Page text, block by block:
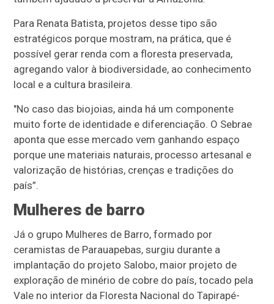
Para Renata Batista, projetos desse tipo são
estratégicos porque mostram, na prática, que é
possível gerar renda com a floresta preservada,
agregando valor à biodiversidade, ao conhecimento
local e a cultura brasileira.
"No caso das biojoias, ainda há um componente
muito forte de identidade e diferenciação. O Sebrae
aponta que esse mercado vem ganhando espaço
porque une materiais naturais, processo artesanal e
valorização de histórias, crenças e tradições do
país”.
Mulheres de barro
Já o grupo Mulheres de Barro, formado por
ceramistas de Parauapebas, surgiu durante a
implantação do projeto Salobo, maior projeto de
exploração de minério de cobre do país, tocado pela
Vale no interior da Floresta Nacional do Tapirapé-